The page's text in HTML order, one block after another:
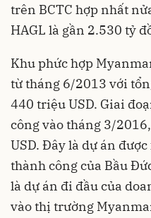
trên BCTC hợp nhất
HAGL là gần 2.530 tỷ
Khu phức hợp
từ tháng 6/2013 với
440 triệu USD. Giai
công vào tháng 3/
USD. Đây là dự án
thành công của Bầu
là dự án đi đầu của
vào thị trường